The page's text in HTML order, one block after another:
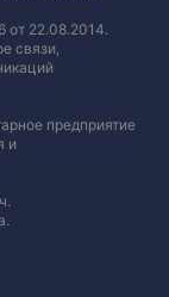
от 22.08.2014.
связи,
предприятие
и